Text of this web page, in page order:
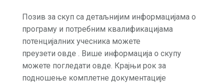
Позив за скуп са детаљнијим информацијама о
програму и потребним квалификацијама
потенцијалних учесника можете
преузети овде . Више информација о скупу
можете погледати овде. Крајњи рок за
подношење комплетне документације